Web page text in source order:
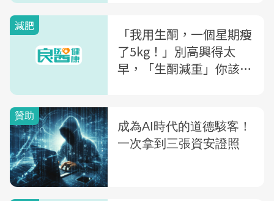
減肥
「我用生酮，一個星期瘦
了5kg！」別高興得太
早，「生酮減重」你該糾